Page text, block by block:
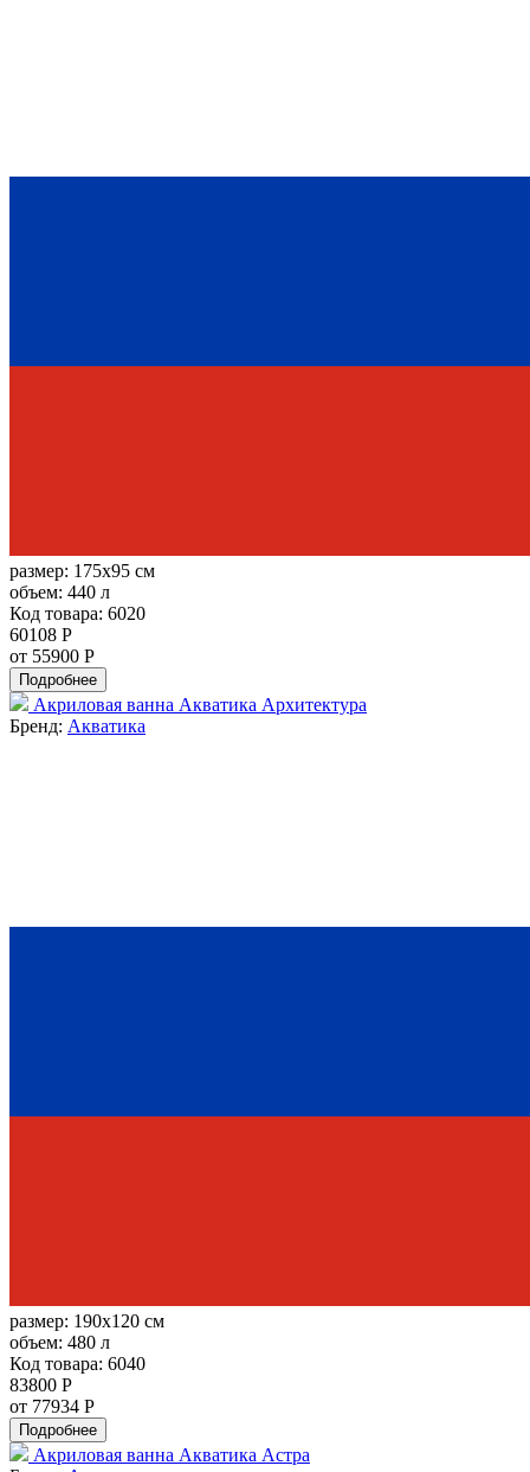
размер: 175x95 см
объем: 440 л
Код товара: 6020
60108 Р
от 55900 Р
Подробнее
Акриловая ванна Акватика Архитектура
Бренд: Акватика
размер: 190x120 см
объем: 480 л
Код товара: 6040
83800 Р
от 77934 Р
Подробнее
Акриловая ванна Акватика Астра